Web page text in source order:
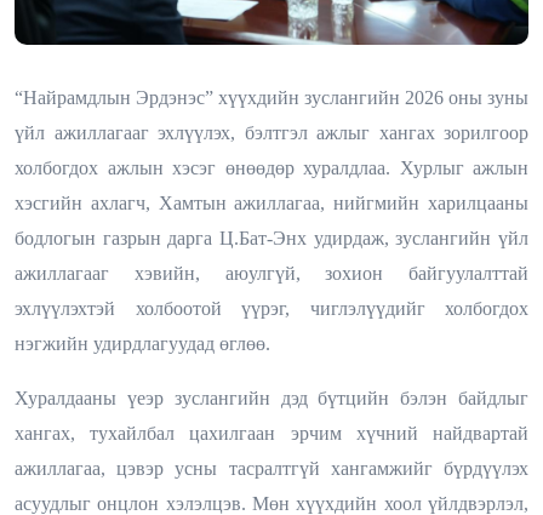
“Найрамдлын Эрдэнэс” хүүхдийн зуслангийн 2026 оны зуны
үйл ажиллагааг эхлүүлэх, бэлтгэл ажлыг хангах зорилгоор
холбогдох ажлын хэсэг өнөөдөр хуралдлаа. Хурлыг ажлын
хэсгийн ахлагч, Хамтын ажиллагаа, нийгмийн харилцааны
бодлогын газрын дарга Ц.Бат-Энх удирдаж, зуслангийн үйл
ажиллагааг хэвийн, аюулгүй, зохион байгуулалттай
эхлүүлэхтэй холбоотой үүрэг, чиглэлүүдийг холбогдох
нэгжийн удирдлагуудад өглөө.
Хуралдааны үеэр зуслангийн дэд бүтцийн бэлэн байдлыг
хангах, тухайлбал цахилгаан эрчим хүчний найдвартай
ажиллагаа, цэвэр усны тасралтгүй хангамжийг бүрдүүлэх
асуудлыг онцлон хэлэлцэв. Мөн хүүхдийн хоол үйлдвэрлэл,